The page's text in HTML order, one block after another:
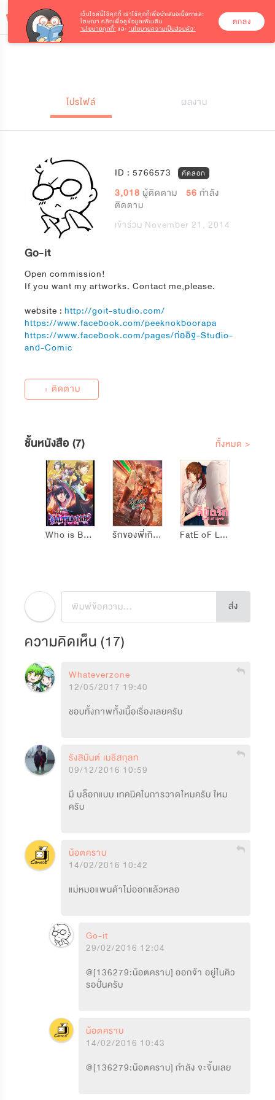
โปรไฟล์ ผลงาน
ID : 5766573 คัดลอก
3,018 ผู้ติดตาม 56 กำลัง
ติดตาม
เข้าร่วม November 21, 2014
Go-it
Open commission!
If you want my artworks. Contact me,please.
website : http://goit-studio.com/
https://www.facebook.com/peeknokboorapa
https://www.facebook.com/pages/ก่ออิฐ-Studio-
and-Comic
+ ติดตาม
ชั้นหนังสือ (7) ทั้งหมด >
Who is Balthazar? รักของพี่เกิดที่ 7-11 FatE oF LoVe - ลิขิตรัก
ส่ง
ความคิดเห็น (17)
Whateverzone
12/05/2017 19:40
ชอบทั้งภาพทั้งเนื้อเรื่องเลยครับ
รังสิมันต์ เมธีสกุลทวงษ์
09/12/2016 10:59
มี บล็อกแบบ เทคนิคในการวาดใหมครับ ใหม
ครับ
น้อตคราบ
14/02/2016 10:42
แม่หมอแพนด้าไม่ออกแล้วหลอ
Go-it
29/02/2016 12:04
@[136279:น้อตคราบ] ออกจ้า อยู่ในคิว
รอปั่นครับ
น้อตคราบ
14/02/2016 10:43
@[136279:น้อตคราบ] กำลัง จะจิ้นเลย
เว็บไซต์นี้ใช้คุกกี้ เราใช้คุกกี้เพื่อนำเสนอเนื้อหาและ
โฆษณา คลิกเพื่อดูข้อมูลเพิ่มเติม
‘นโยบายคุกกี้’ และ ‘นโยบายความเป็นส่วนตัว’
ตกลง